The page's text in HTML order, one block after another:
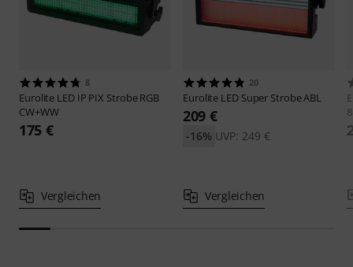
8
Eurolite LED IP PIX Strobe RGB
CW+WW
175 €
Vergleichen
20
Eurolite LED Super Strobe ABL
209 €
UVP: 249 €
-16%
Vergleichen